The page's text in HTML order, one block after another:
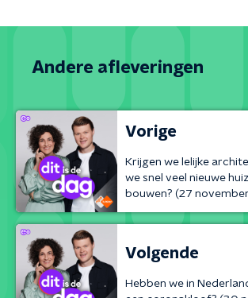
Andere afleveringen
Vorige
Krijgen we lelijke
we snel veel nieuwe
bouwen? (27
Volgende
Hebben we in